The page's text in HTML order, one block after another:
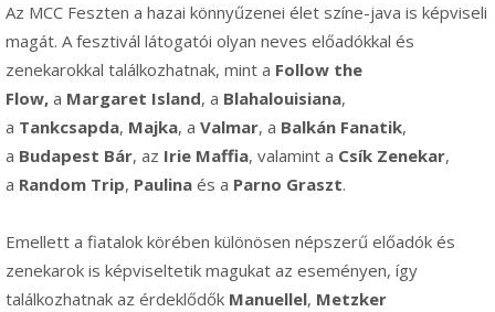
Az MCC Feszten a hazai könnyűzenei élet színe-java is képviseli
magát. A fesztivál látogatói olyan neves előadókkal és
zenekarokkal találkozhatnak, mint a Follow the
Flow, a Margaret Island, a Blahalouisiana,
a Tankcsapda, Majka, a Valmar, a Balkán Fanatik,
a Budapest Bár, az Irie Maffia, valamint a Csík Zenekar,
a Random Trip, Paulina és a Parno Graszt.
Emellett a fiatalok körében különösen népszerű előadók és
zenekarok is képviseltetik magukat az eseményen, így
találkozhatnak az érdeklődők Manuellel, Metzker